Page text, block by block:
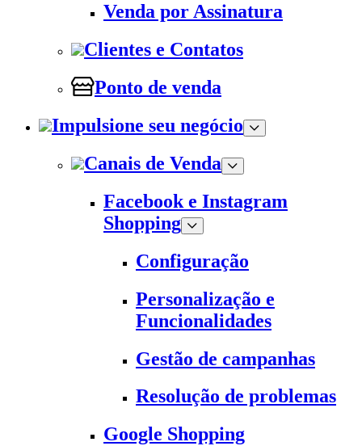
Venda por Assinatura
Clientes e Contatos
Ponto de venda
Impulsione seu negócio
Canais de Venda
Facebook e Instagram
Shopping
Configuração
Personalização e
Funcionalidades
Gestão de campanhas
Resolução de problemas
Google Shopping